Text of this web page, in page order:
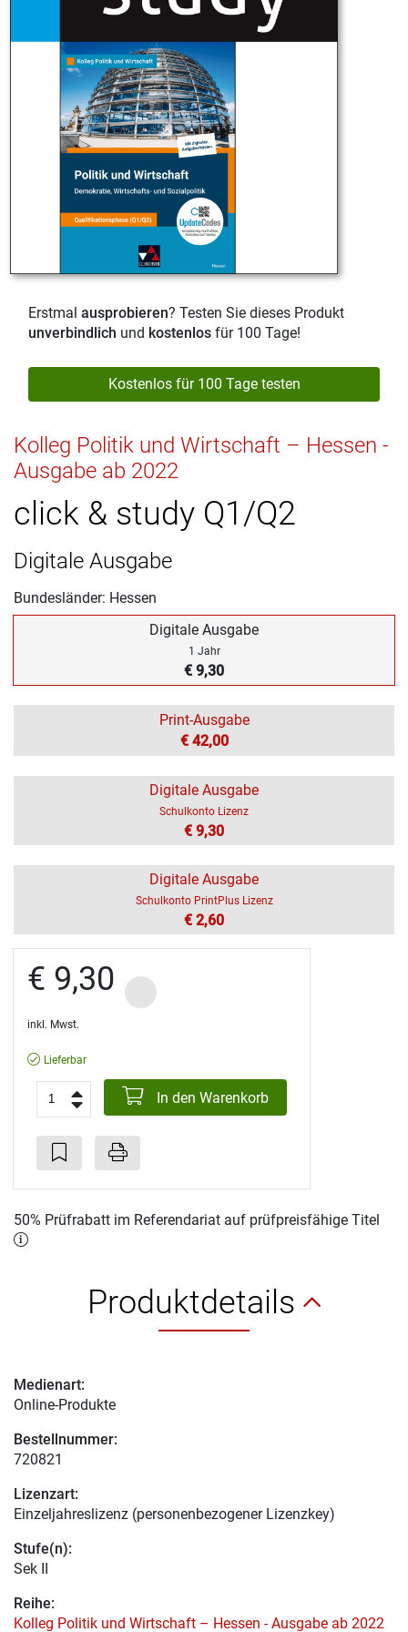
Erstmal ausprobieren? Testen Sie dieses Produkt
unverbindlich und kostenlos für 100 Tage!
Kostenlos für 100 Tage testen
Kolleg Politik und Wirtschaft – Hessen -
Ausgabe ab 2022
click & study Q1/Q2
Digitale Ausgabe
Bundesländer: Hessen
Digitale Ausgabe
1 Jahr
€ 9,30
Print-Ausgabe
€ 42,00
Digitale Ausgabe
Schulkonto Lizenz
€ 9,30
Digitale Ausgabe
Schulkonto PrintPlus Lizenz
€ 2,60
€ 9,30
inkl. Mwst.
Lieferbar
In den Warenkorb
50% Prüfrabatt im Referendariat auf prüfpreisfähige Titel
Produktdetails
Medienart:
Online-Produkte
Bestellnummer:
720821
Lizenzart:
Einzeljahreslizenz (personenbezogener Lizenzkey)
Stufe(n):
Sek II
Reihe:
Kolleg Politik und Wirtschaft – Hessen - Ausgabe ab 2022